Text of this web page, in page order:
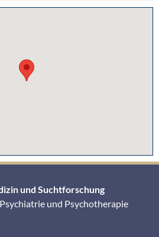
und Suchtforschung
und Psychotherapie